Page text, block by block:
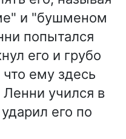
и "бушменом
попытался
его и грубо
ему здесь
учился в
его по